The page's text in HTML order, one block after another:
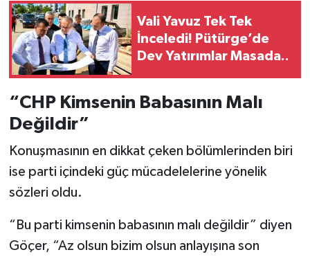
Vali Yavuz Tek Tek
İnceledi! Pütürge’de
Dev Yatırımlar Masada..
“CHP Kimsenin Babasının Malı
Değildir”
Konuşmasının en dikkat çeken bölümlerinden biri
ise parti içindeki güç mücadelelerine yönelik
sözleri oldu.
“Bu parti kimsenin babasının malı değildir” diyen
Göçer, “Az olsun bizim olsun anlayışına son